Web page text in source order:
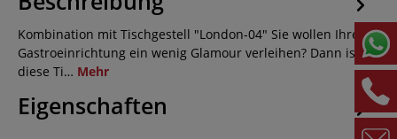
Kombination mit Tischgestell "London-04" Sie wollen Ihrer
Gastroeinrichtung ein wenig Glamour verleihen? Dann ist
diese Ti… Mehr
Eigenschaften